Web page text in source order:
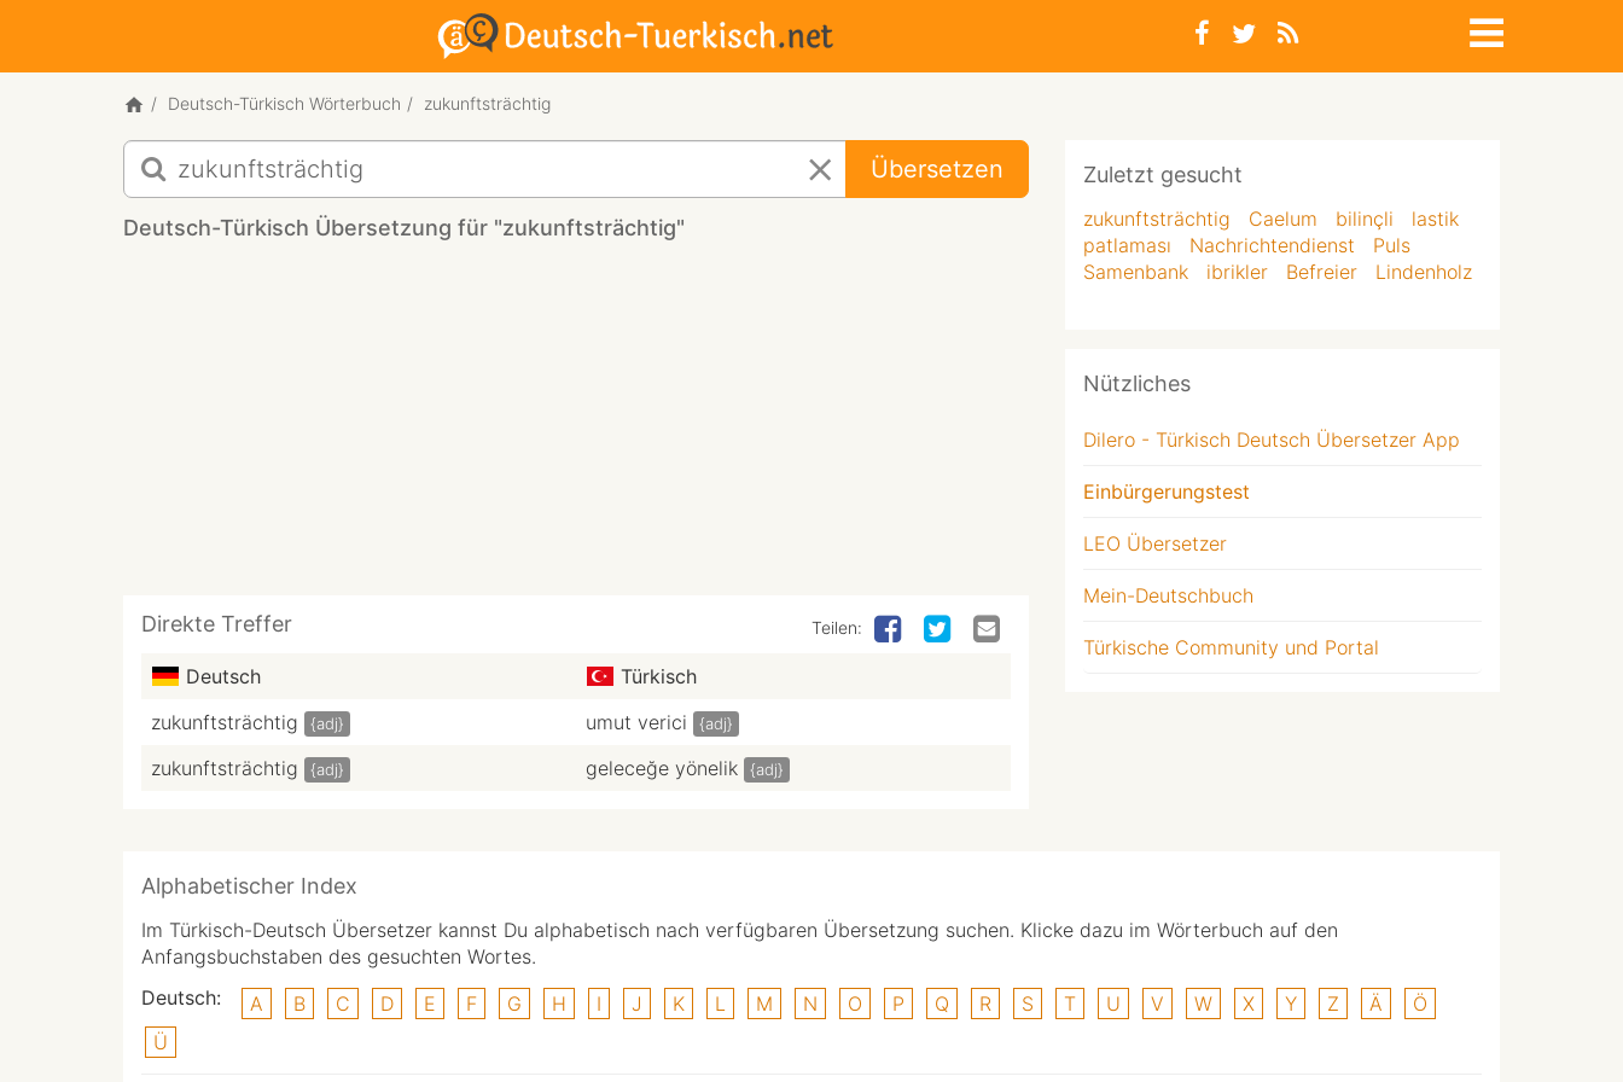
Deutsch-Türkisch Wörterbuch zukunftsträchtig
Deutsch-
Türkisch
Übersetzung
für
Übersetzen
Deutsch-Türkisch Übersetzung für "zukunftsträchtig"
Direkte Treffer Teilen:
Deutsch
Türkisch
zukunftsträchtig
{adj} umut verici {adj}
zukunftsträchtig {adj} geleceğe yönelik {adj}
Zuletzt gesucht
zukunftsträchtig Caelum bilinçli
lastik
patlaması
Nachrichtendienst
Puls
Samenbank
ibrikler Befreier Lindenholz
Nützliches
Dilero - Türkisch Deutsch Übersetzer App
Einbürgerungstest
LEO Übersetzer
Mein-Deutschbuch
Türkische Community und Portal
Alphabetischer Index
Im Türkisch-Deutsch Übersetzer kannst Du alphabetisch nach verfügbaren Übersetzung suchen. Klicke dazu im Wörterbuch auf den
Anfangsbuchstaben des gesuchten Wortes.
Deutsch:
A B C D E F G H I J K L M N O P Q R S T U V W X Y Z Ä
Ö
Ü